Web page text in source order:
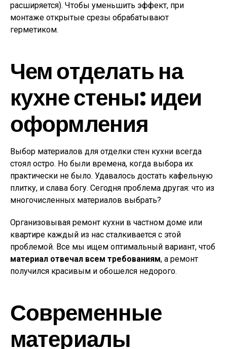
расширяется). Чтобы уменьшить эффект, при
монтаже открытые срезы обрабатывают
герметиком.
Чем отделать на
кухне стены: идеи
оформления
Выбор материалов для отделки стен кухни всегда
стоял остро. Но были времена, когда выбора их
практически не было. Удавалось достать кафельную
плитку, и слава богу. Сегодня проблема другая: что из
многочисленных материалов выбрать?
Организовывая ремонт кухни в частном доме или
квартире каждый из нас сталкивается с этой
проблемой. Все мы ищем оптимальный вариант, чтоб
материал отвечал всем требованиям, а ремонт
получился красивым и обошелся недорого.
Современные
материалы